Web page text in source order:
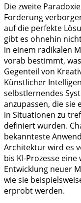
Die zweite
Forderung
auf die perfekte
gibt es ohnehin
in einem radikalen
vorab bestimmt,
Gegenteil von
Künstlicher
selbstlernendes
anzupassen, die sie
in Situationen zu
definiert wurden.
bekannteste
Architektur wird es
bis KI-Prozesse
Entwicklung neuer
wie sie
erprobt werden.